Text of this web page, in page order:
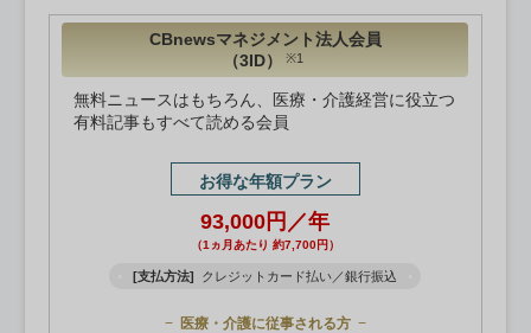
CBnewsマネジメント法人会員
（3ID）
※1
無料ニュースはもちろん、医療・介護経営に役立つ
有料記事もすべて読める会員
お得な年額プラン
93,000円／年
（1ヵ月あたり 約7,700円）
[支払方法] クレジットカード払い／銀行振込
医療・介護に従事される方